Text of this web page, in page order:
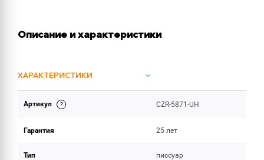
Описание и характеристики
ХАРАКТЕРИСТИКИ
ОБЪЕМ ПОСТАВКИ
Артикул CZR-5871-UH
Гарантия 25 лет
Тип писсуар